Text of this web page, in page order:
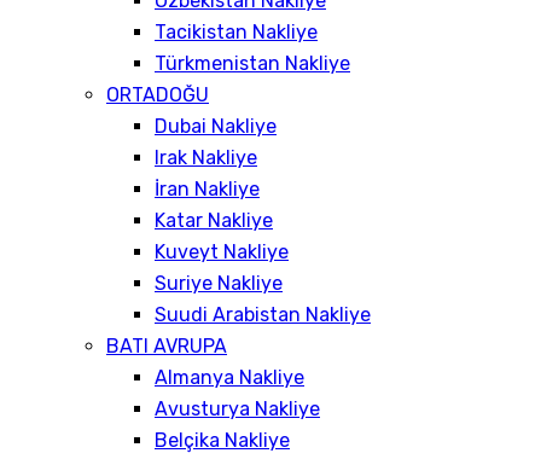
Tacikistan Nakliye
Türkmenistan Nakliye
ORTADOĞU
Dubai Nakliye
Irak Nakliye
İran Nakliye
Katar Nakliye
Kuveyt Nakliye
Suriye Nakliye
Suudi Arabistan Nakliye
BATI AVRUPA
Almanya Nakliye
Avusturya Nakliye
Belçika Nakliye